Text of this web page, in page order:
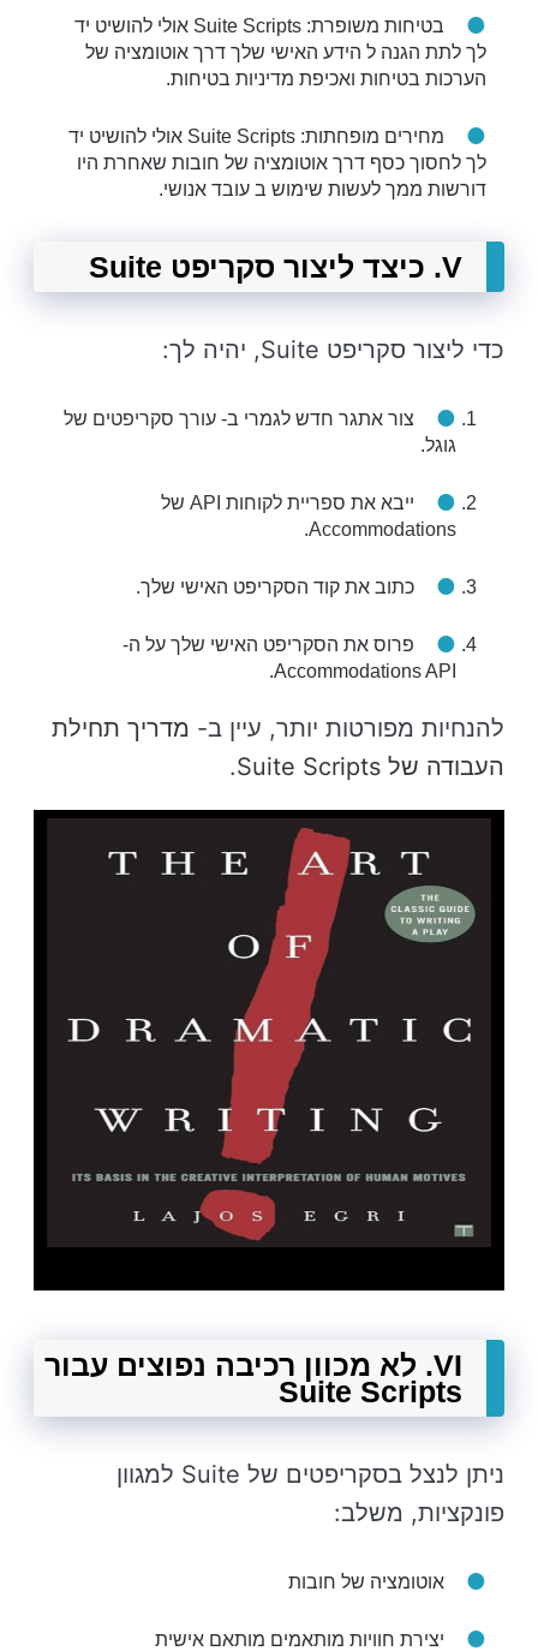
בטיחות משופרת: Suite Scripts אולי להושיט יד
לך לתת הגנה ל הידע האישי שלך דרך אוטומציה של
הערכות בטיחות ואכיפת מדיניות בטיחות.
מחירים מופחתות: Suite Scripts אולי להושיט יד
לך לחסוך כסף דרך אוטומציה של חובות שאחרת היו
דורשות ממך לעשות שימוש ב עובד אנושי.
V. כיצד ליצור סקריפט Suite
כדי ליצור סקריפט Suite, יהיה לך:
צור אתגר חדש לגמרי ב- עורך סקריפטים של
גוגל.
ייבא את
ספריית לקוחות API של
Accommodations
.
כתוב את קוד הסקריפט האישי שלך.
פרוס את הסקריפט האישי שלך על ה-
Accommodations API.
להנחיות מפורטות יותר, עיין ב- מדריך תחילת
העבודה של Suite Scripts
.
VI. לא מכוון רכיבה נפוצים עבור
Suite Scripts
ניתן לנצל בסקריפטים של Suite למגוון
פונקציות, משלב:
אוטומציה של חובות
יצירת חוויות מותאמים מותאם אישית